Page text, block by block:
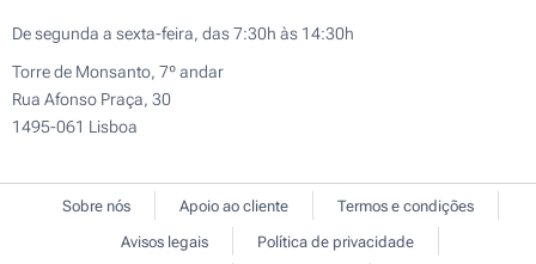
De segunda a sexta-feira, das 7:30h às 14:30h
Torre de Monsanto, 7º andar
Rua Afonso Praça, 30
1495-061 Lisboa
Sobre nós Apoio ao cliente
Termos e condições
Avisos legais
Política de privacidade